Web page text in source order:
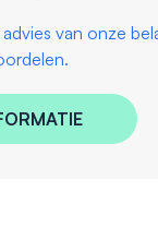
van onze